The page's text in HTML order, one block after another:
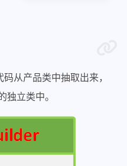
从产品类中抽取出来，
独立类中。